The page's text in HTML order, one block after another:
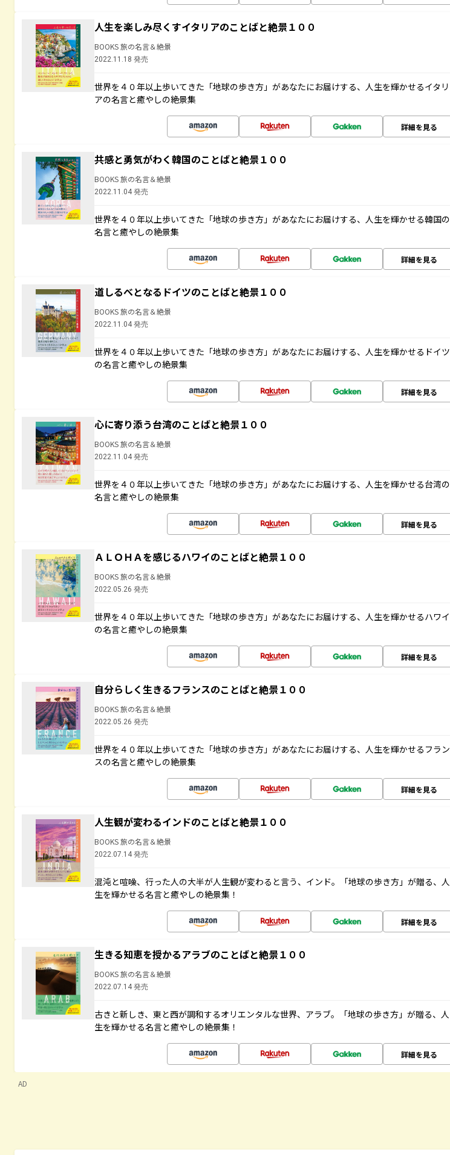
人生を楽しみ尽くすイタリアのことばと絶景１００
BOOKS 旅の名言＆絶景
2022.11.18 発売
世界を４０年以上歩いてきた「地球の歩き方」があなたにお届けする、人生を輝かせるイタリ
アの名言と癒やしの絶景集
詳細を見る
共感と勇気がわく韓国のことばと絶景１００
BOOKS 旅の名言＆絶景
2022.11.04 発売
世界を４０年以上歩いてきた「地球の歩き方」があなたにお届けする、人生を輝かせる韓国の
名言と癒やしの絶景集
詳細を見る
道しるべとなるドイツのことばと絶景１００
BOOKS 旅の名言＆絶景
2022.11.04 発売
世界を４０年以上歩いてきた「地球の歩き方」があなたにお届けする、人生を輝かせるドイツ
の名言と癒やしの絶景集
詳細を見る
心に寄り添う台湾のことばと絶景１００
BOOKS 旅の名言＆絶景
2022.11.04 発売
世界を４０年以上歩いてきた「地球の歩き方」があなたにお届けする、人生を輝かせる台湾の
名言と癒やしの絶景集
詳細を見る
ＡＬＯＨＡを感じるハワイのことばと絶景１００
BOOKS 旅の名言＆絶景
2022.05.26 発売
世界を４０年以上歩いてきた「地球の歩き方」があなたにお届けする、人生を輝かせるハワイ
の名言と癒やしの絶景集
詳細を見る
自分らしく生きるフランスのことばと絶景１００
BOOKS 旅の名言＆絶景
2022.05.26 発売
世界を４０年以上歩いてきた「地球の歩き方」があなたにお届けする、人生を輝かせるフラン
スの名言と癒やしの絶景集
詳細を見る
人生観が変わるインドのことばと絶景１００
BOOKS 旅の名言＆絶景
2022.07.14 発売
混沌と喧噪、行った人の大半が人生観が変わると言う、インド。「地球の歩き方」が贈る、人
生を輝かせる名言と癒やしの絶景集！
詳細を見る
生きる知恵を授かるアラブのことばと絶景１００
BOOKS 旅の名言＆絶景
2022.07.14 発売
古きと新しき、東と西が調和するオリエンタルな世界、アラブ。「地球の歩き方」が贈る、人
生を輝かせる名言と癒やしの絶景集！
詳細を見る
AD